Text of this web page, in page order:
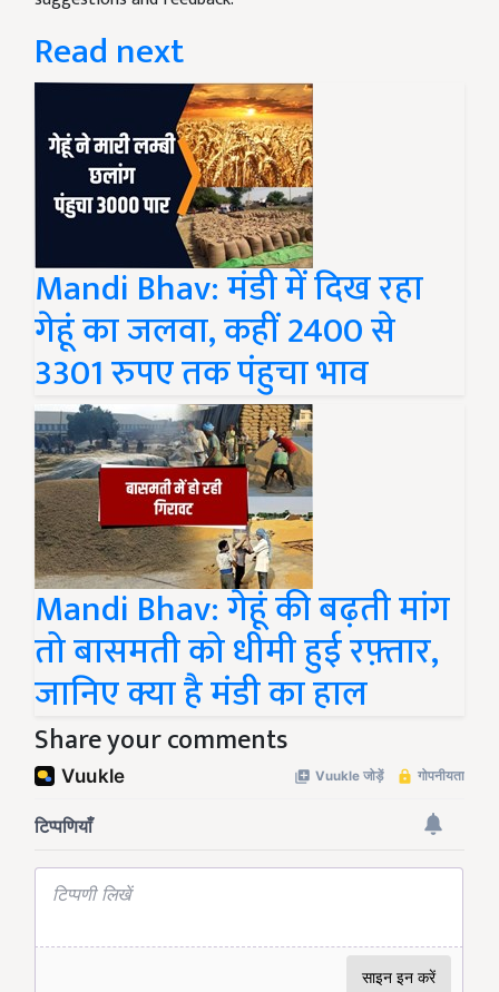
Read next
Mandi Bhav: मंडी में दिख रहा
गेहूं का जलवा, कहीं 2400 से
3301 रुपए तक पंहुचा भाव
Mandi Bhav: गेहूं की बढ़ती मांग
तो बासमती को धीमी हुई रफ़्तार,
जानिए क्या है मंडी का हाल
Share your comments